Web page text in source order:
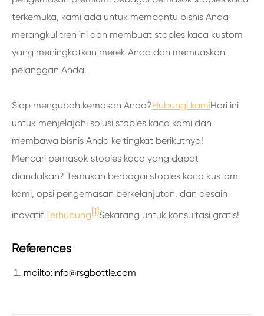
terkemuka, kami ada untuk membantu bisnis Anda
merangkul tren ini dan membuat stoples kaca kustom
yang meningkatkan merek Anda dan memuaskan
pelanggan Anda.
Siap mengubah kemasan Anda?Hubungi kamiHari ini
untuk menjelajahi solusi stoples kaca kami dan
membawa bisnis Anda ke tingkat berikutnya!
Mencari pemasok stoples kaca yang dapat
diandalkan? Temukan berbagai stoples kaca kustom
kami, opsi pengemasan berkelanjutan, dan desain
inovatif.Terhubung[1]Sekarang untuk konsultasi gratis!
References
mailto:info@rsgbottle.com